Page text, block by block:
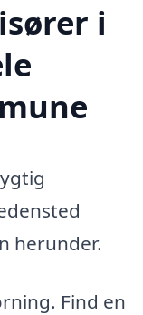
i
herunder.
Find en